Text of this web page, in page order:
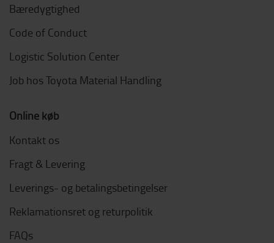
Bæredygtighed
Code of Conduct
Logistic Solution Center
Job hos Toyota Material Handling
Online køb
Kontakt os
Fragt & Levering
Leverings- og betalingsbetingelser
Reklamationsret og returpolitik
FAQs